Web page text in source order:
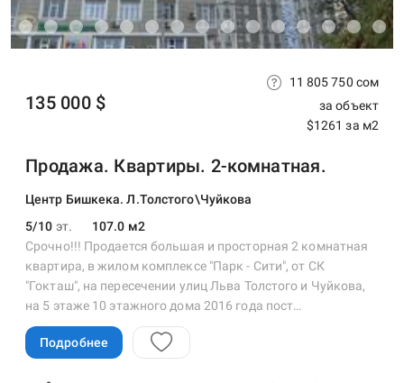
Продажа. Квартиры. 2-комнатная.
Центр Бишкека. Л.Толстого\Чуйкова
5/10 эт. 107.0 м2
135 000 $
11 805 750 сом
за объект
$1261 за м2
Срочно!!! Продается большая и просторная 2 комнатная
квартира, в жилом комплексе "Парк - Сити", от СК
"Гокташ", на пересечении улиц Льва Толстого и Чуйкова,
на 5 этаже 10 этажного дома 2016 года пост…
Подробнее